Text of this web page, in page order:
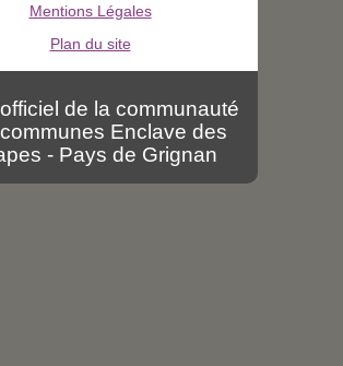
Mentions Légales
Plan du site
de la communauté
Enclave des
- Pays de Grignan